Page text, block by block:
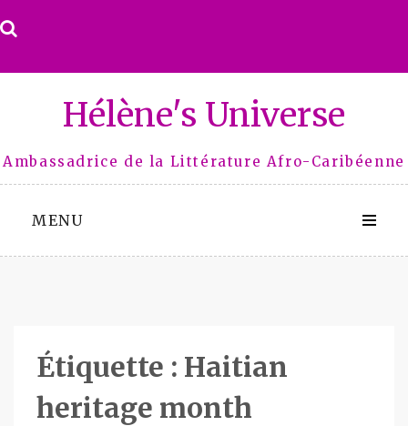
to
Hélène's Universe
Ambassadrice de la Littérature Afro-Caribéenne
MENU
Étiquette : Haitian
heritage month